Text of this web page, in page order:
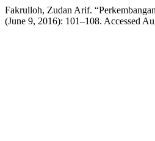
Fakrulloh, Zudan Arif.
(June 9, 2016): 101–108. Accessed